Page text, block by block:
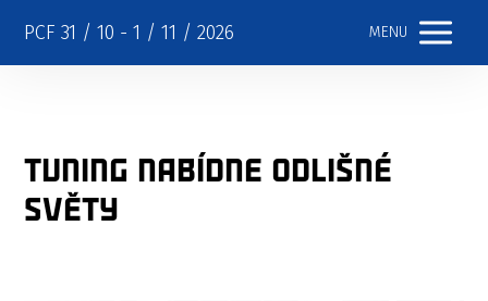
PCF 31 / 10 - 1 / 11 / 2026 MENU
Tuning nabídne odlišné
světy